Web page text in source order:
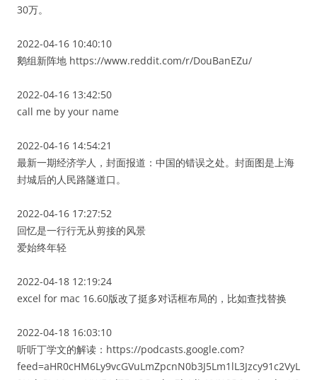
30万。
2022-04-16 10:40:10
鹅组新阵地 https://www.reddit.com/r/DouBanEZu/
2022-04-16 13:42:50
call me by your name
2022-04-16 14:54:21
最新一期经济学人，封面报道：中国的错误之处。封面图是上海
封城后的人民路隧道口。
2022-04-16 17:27:52
回忆是一行行无从剪接的风景
爱始终年轻
2022-04-18 12:19:24
excel for mac 16.60版改了挺多对话框布局的，比如查找替换
2022-04-18 16:03:10
听听丁学文的解读：https://podcasts.google.com?
feed=aHR0cHM6Ly9vcGVuLmZpcnN0b3J5Lm1lL3Jzcy91c2VyL